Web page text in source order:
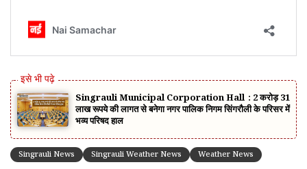
Singrauli Municipal Corporation Hall : 2 करोड़ 31
लाख रूपये की लागत से बनेगा नगर पालिक निगम सिंगरौली के परिसर में
भव्य परिषद हाल
Singrauli News Singrauli Weather News Weather News